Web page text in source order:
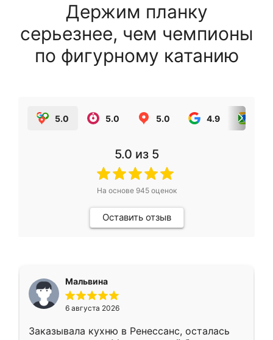
Держим планку
серьезнее, чем чемпионы
по фигурному катанию
5.0 5.0 5.0 4.9
5.0 из 5
На основе 945оценок
Оставить отзыв
Мальвина
6 августа 2026
Заказывала кухню в Ренессанс, осталась